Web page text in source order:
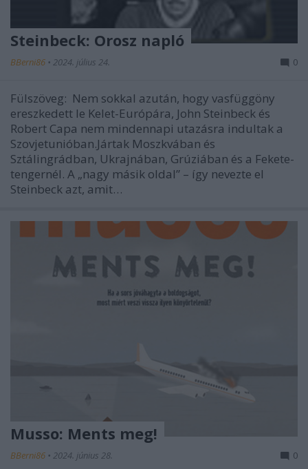
Steinbeck: Orosz napló
BBerni86 • 2024. július 24. 0
Fülszöveg: Nem sokkal azután, hogy vasfüggöny
ereszkedett le Kelet-Európára, John Steinbeck és
Robert Capa nem mindennapi utazásra indultak a
Szovjetunióban.Jártak Moszkvában és
Sztálingrádban, Ukrajnában, Grúziában és a Fekete-
tengernél. A „nagy másik oldal” – így nevezte el
Steinbeck azt, amit…
Musso: Ments meg!
BBerni86 • 2024. június 28. 0